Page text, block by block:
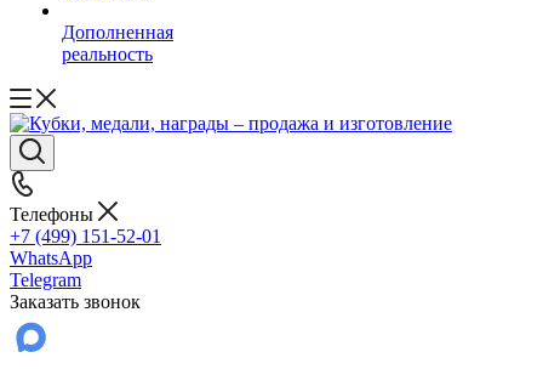
Дополненная
реальность
Телефоны
+7 (499) 151-52-01
WhatsApp
Telegram
Заказать звонок